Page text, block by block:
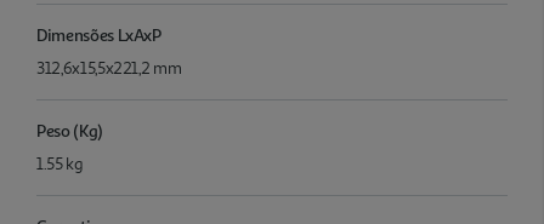
Dimensões LxAxP
312,6x15,5x221,2 mm
Peso (Kg)
1.55 kg